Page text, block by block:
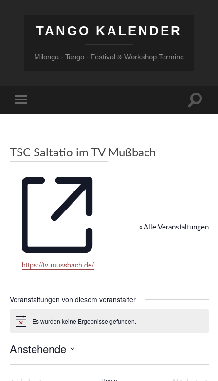
TANGO KALENDER
Milonga - Tango - Festival & Workshop Termine
Menü
TSC Saltatio im TV Mußbach
« Alle Veranstaltungen
Webseite
https://tv-mussbach.de/
Veranstaltungen von diesem veranstalter
HinweisEs wurden keine Ergebnisse gefunden.
Anstehende